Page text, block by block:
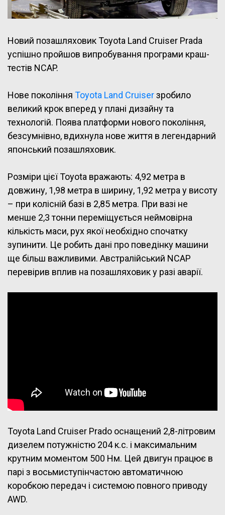
Новий позашляховик Toyota Land Cruiser Prada
успішно пройшов випробування програми краш-
тестів NCAP.
Нове покоління Toyota Land Cruiserзробило
великий крок вперед у плані дизайну та
технологій. Поява платформи нового покоління,
безсумнівно, вдихнула нове життя в легендарний
японський позашляховик.
Розміри цієї Toyota вражають: 4,92 метра в
довжину, 1,98 метра в ширину, 1,92 метра у висоту
– при колісній базі в 2,85 метра. При вазі не
менше 2,3 тонни переміщується неймовірна
кількість маси, рух якої необхідно спочатку
зупинити. Це робить дані про поведінку машини
ще більш важливими. Австралійський NCAP
перевірив вплив на позашляховик у разі аварії.
Toyota Land Cruiser Prado оснащений 2,8-літровим
дизелем потужністю 204 к.с. і максимальним
крутним моментом 500 Нм. Цей двигун працює в
парі з восьмиступінчастою автоматичною
коробкою передач і системою повного приводу
AWD.